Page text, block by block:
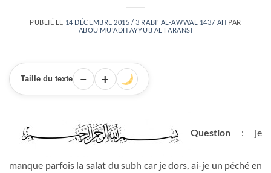
PUBLIÉ LE 14 DÉCEMBRE 2015 / 3 RABI' AL-AWWAL 1437 AH PAR
ABOU MU'ÂDH AYYÛB AL FARANSÎ
Taille du texte − +
Question : je
manque parfois la salat du subh car je dors, ai-je un péché en